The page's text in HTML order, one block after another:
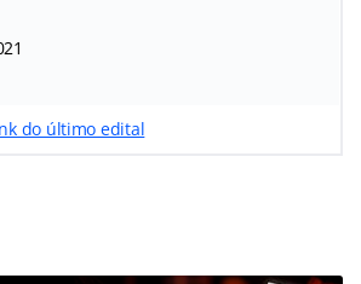
do último edital